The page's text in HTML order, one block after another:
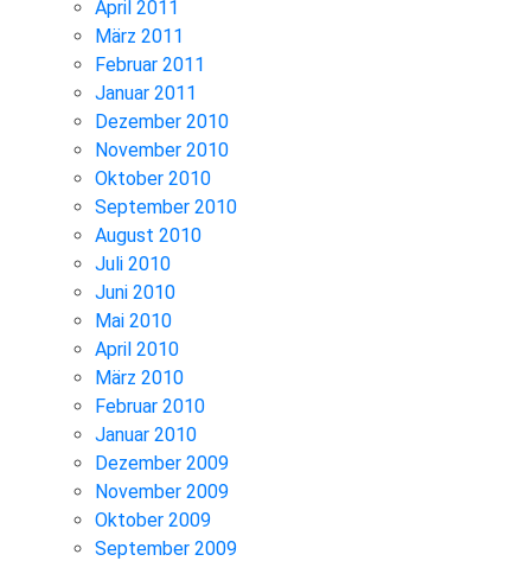
April 2011
März 2011
Februar 2011
Januar 2011
Dezember 2010
November 2010
Oktober 2010
September 2010
August 2010
Juli 2010
Juni 2010
Mai 2010
April 2010
März 2010
Februar 2010
Januar 2010
Dezember 2009
November 2009
Oktober 2009
September 2009